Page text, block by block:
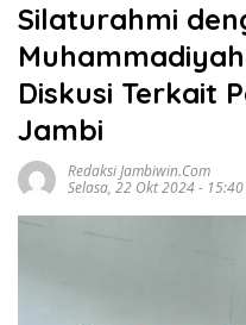
Silaturahmi
Diskusi Terkait
Jambi
Redaksi Jambiwin.com
Selasa, 22 Okt 2024 - 15:40